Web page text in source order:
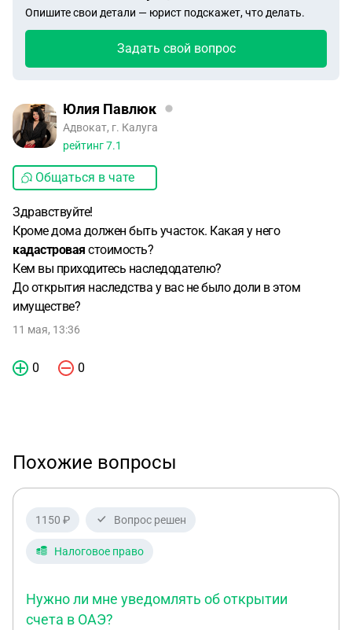
Опишите свои детали — юрист подскажет, что делать.
Задать свой вопрос
Юлия Павлюк
Адвокат, г. Калуга
рейтинг7.1
Общаться в чате
Здравствуйте!
Кроме дома должен быть участок. Какая у него
кадастровая стоимость?
Кем вы приходитесь наследодателю?
До открытия наследства у вас не было доли в этом
имуществе?
11 мая, 13:36
0 0
Похожие вопросы
1150 ₽ Вопрос решен
Налоговое право
Нужно ли мне уведомлять об открытии
счета в ОАЭ?